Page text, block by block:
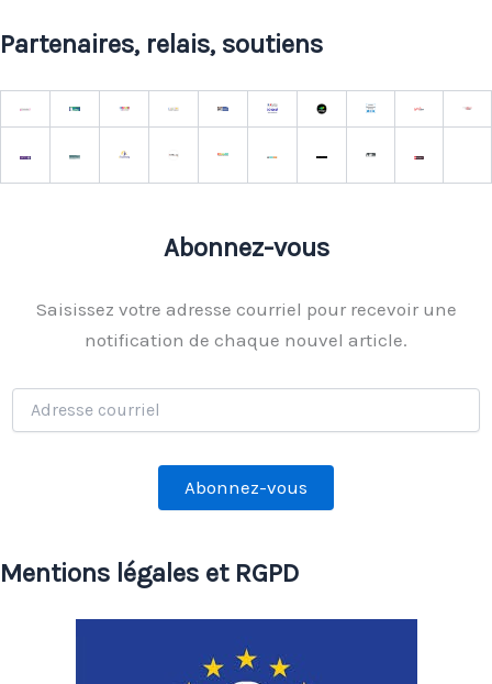
Partenaires, relais, soutiens
Abonnez-vous
Saisissez votre adresse courriel pour recevoir une
notification de chaque nouvel article.
Adresse
courriel
Abonnez-vous
Mentions légales et RGPD